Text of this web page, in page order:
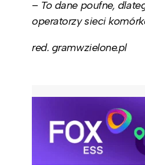
– To dane poufne,
operatorzy sieci
red. gramwzielone.pl